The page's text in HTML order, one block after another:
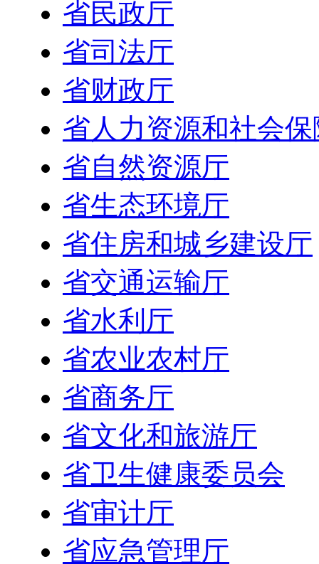
省民政厅
省司法厅
省财政厅
省人力资源和社会
省自然资源厅
省生态环境厅
省住房和城乡建设厅
省交通运输厅
省水利厅
省农业农村厅
省商务厅
省文化和旅游厅
省卫生健康委员会
省审计厅
省应急管理厅